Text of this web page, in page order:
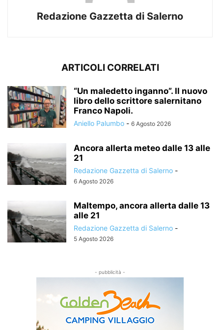
Redazione Gazzetta di Salerno
ARTICOLI CORRELATI
“Un maledetto inganno”. Il nuovo
libro dello scrittore salernitano
Franco Napoli.
Aniello Palumbo - 6 Agosto 2026
Ancora allerta meteo dalle 13 alle
21
Redazione Gazzetta di Salerno -
6 Agosto 2026
Maltempo, ancora allerta dalle 13
alle 21
Redazione Gazzetta di Salerno -
5 Agosto 2026
- pubblicità -